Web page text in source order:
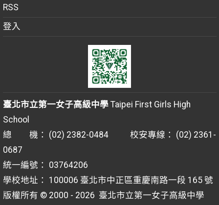
RSS
登入
臺北市立第一女子高級中學Taipei First Girls High
School
總 機： (02) 2382-0484 校安專線： (02) 2361-
0687
統一編號： 03764206
學校地址： 100006 臺北市中正區重慶南路一段 165 號
版權所有 © 2000 - 2026 臺北市立第一女子高級中學